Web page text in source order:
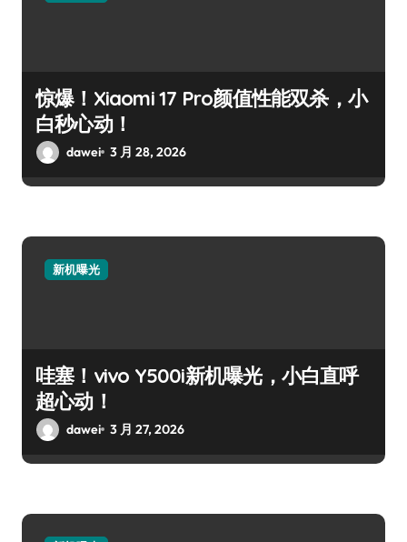
惊爆！Xiaomi 17 Pro颜值性能双杀，小
白秒心动！
dawei 3 月 28, 2026
新机曝光
哇塞！vivo Y500i新机曝光，小白直呼
超心动！
dawei 3 月 27, 2026